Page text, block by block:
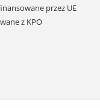
przez UE
z KPO